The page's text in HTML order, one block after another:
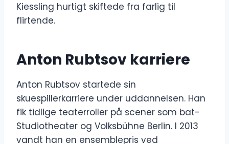
Kiessling hurtigt skiftede fra farlig til
flirtende.
Anton Rubtsov karriere
Anton Rubtsov startede sin
skuespillerkarriere under uddannelsen. Han
fik tidlige teaterroller på scener som bat-
Studiotheater og Volksbühne Berlin. I 2013
vandt han en ensemblepris ved